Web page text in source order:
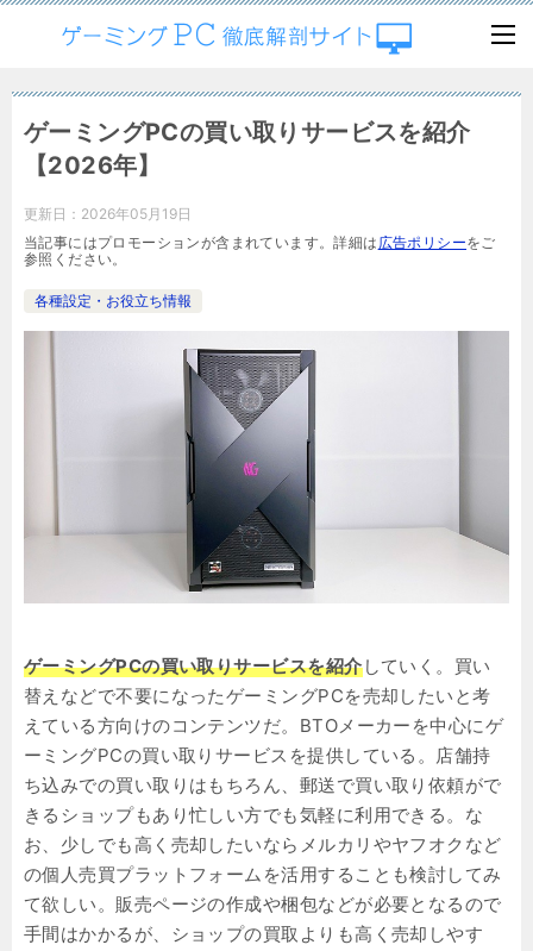
ゲーミングPCの買い取りサービスを紹介
【2026年】
更新日： 2026年05月19日
当記事にはプロモーションが含まれています。詳細は 広告ポリシーをご
参照ください。
各種設定・お役立ち情報
ゲーミングPCの買い取りサービスを紹介していく。買い
替えなどで不要になったゲーミングPCを売却したいと考
えている方向けのコンテンツだ。BTOメーカーを中心にゲ
ーミングPCの買い取りサービスを提供している。店舗持
ち込みでの買い取りはもちろん、郵送で買い取り依頼がで
きるショップもあり忙しい方でも気軽に利用できる。な
お、少しでも高く売却したいならメルカリやヤフオクなど
の個人売買プラットフォームを活用することも検討してみ
て欲しい。販売ページの作成や梱包などが必要となるので
手間はかかるが、ショップの買取よりも高く売却しやす